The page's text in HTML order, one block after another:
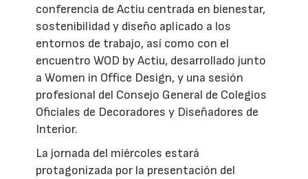
conferencia de Actiu centrada en bienestar,
sostenibilidad y diseño aplicado a los
entornos de trabajo, así como con el
encuentro WOD by Actiu, desarrollado junto
a Women in Office Design, y una sesión
profesional del Consejo General de Colegios
Oficiales de Decoradores y Diseñadores de
Interior.
La jornada del miércoles estará
protagonizada por la presentación del